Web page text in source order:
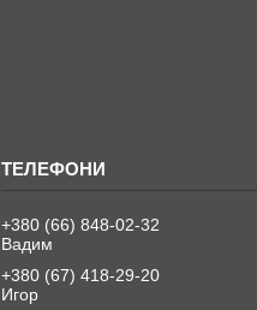
+380 (66) 848-02-32
Вадим
+380 (67) 418-29-20
Игор